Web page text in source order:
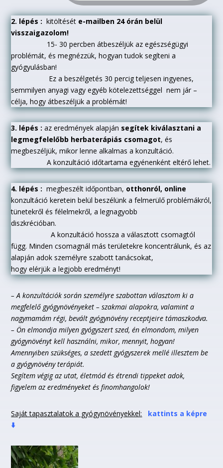
2. lépés : kitöltését e-mailben 24 órán belül
visszaigazolom!
15- 30 percben átbeszéljük az egészségügyi
problémát, és megnézzük, hogyan tudok segíteni a
gyógyulásban!
Ez a beszélgetés 30 percig teljesen ingyenes,
semmilyen anyagi vagy egyéb kötelezettséggel nem jár –
célja, hogy átbeszéljük a problémát!
3. lépés : az eredmények alapján segítek kiválasztani a
legmegfelelőbb herbaterápiás csomagot, és
megbeszéljük, mikor lenne alkalmas a konzultáció.
A konzultáció időtartama egyénenként eltérő lehet.
4. lépés : megbeszélt időpontban, otthonról, online
konzultáció keretein belül beszélünk a felmerülő problémákról,
tünetekről és félelmekről, a legnagyobb
diszkrécióban.
A konzultáció hossza a választott csomagtól
függ. Minden csomagnál más területekre koncentrálunk, és az
alapján adok személyre szabott tanácsokat,
hogy elérjük a legjobb eredményt!
– A konzultációk során személyre szabottan választom ki a
megfelelő gyógynövényeket – szakmai alapokra, valamint a
nagymamám régi, bevált gyógynövény receptjeire támaszkodva.
– Ön elmondja milyen gyógyszert szed, én elmondom, milyen
gyógynövényt kell használni, mikor, mennyit, hogyan!
Amennyiben szükséges, a szedett gyógyszerek mellé illesztem be
a gyógynövény terápiát.
Segítem végig az utat, életmód és étrendi tippeket adok,
figyelem az eredményeket és finomhangolok!
Saját tapasztalatok a gyógynövényekkel:
kattints a képre
⬇️